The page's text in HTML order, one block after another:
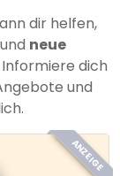
dir helfen,
neue
dich
und
ANZEIGE